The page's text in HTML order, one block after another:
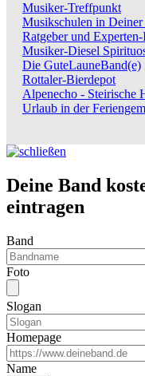
Musiker-Treffpunkt
Musikschulen in Deiner
Ratgeber und
Musiker-Diesel
Die GuteLauneBand(e)
Rottaler-Bierdepot
Alpenecho - Steirische
Urlaub in der
Deine Band
eintragen
Band
Foto
Slogan
Homepage
Name